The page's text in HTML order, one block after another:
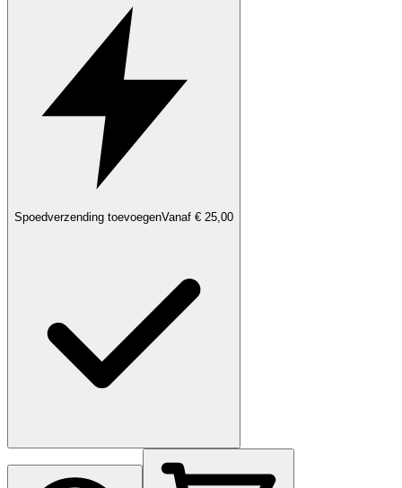
Spoedverzending toevoegenVanaf € 25,00